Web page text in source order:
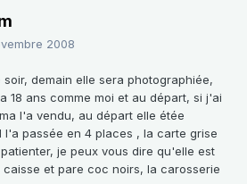
2008
demain elle sera photographiée,
18 ans comme moi et au départ, si j'ai
l'a vendu, au départ elle étée
l'a passée en 4 places , la carte grise
je peux vous dire qu'elle est
et pare coc noirs, la carosserie